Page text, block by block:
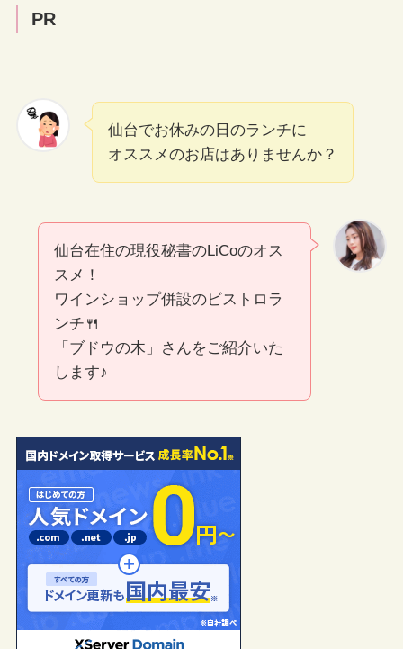
PR
仙台でお休みの日のランチに
オススメのお店はありませんか？
仙台在住の現役秘書のLiCoのオス
スメ！
ワインショップ併設のビストロラ
ンチ🍴
「ブドウの木」さんをご紹介いた
します♪